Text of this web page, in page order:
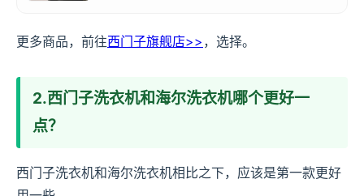
更多商品，前往西门子旗舰店>> ，选择。
2.西门子洗衣机和海尔洗衣机哪个更好一
点？
西门子洗衣机和海尔洗衣机相比之下，应该是第一款更好